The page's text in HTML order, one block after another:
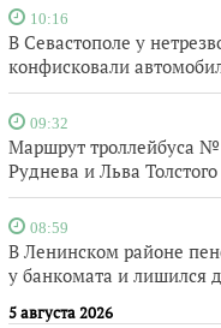
10:16
В Севастополе у
конфисковали
09:32
Маршрут троллейбуса
Руднева и Льва Толстого
08:59
В Ленинском районе
у банкомата и лишился
5 августа 2026